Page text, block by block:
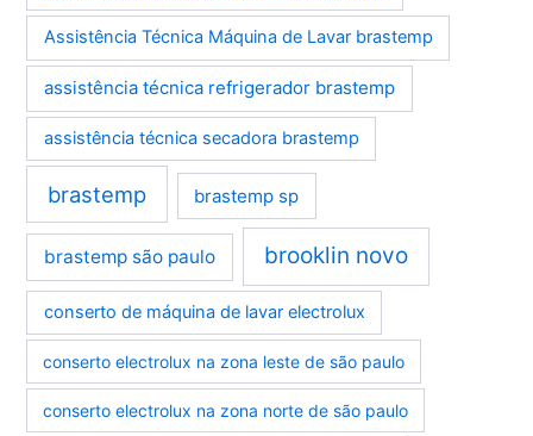
Assistência Técnica Máquina de Lavar brastemp
assistência técnica refrigerador brastemp
assistência técnica secadora brastemp
brastemp brastemp sp
brastemp são paulo brooklin novo
conserto de máquina de lavar electrolux
conserto electrolux na zona leste de são paulo
conserto electrolux na zona norte de são paulo